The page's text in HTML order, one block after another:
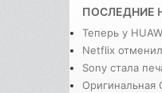
ПОСЛЕДНИЕ
Теперь у
Netflix
Sony стала
Оригинальная